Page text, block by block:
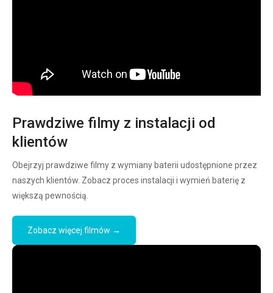
Prawdziwe filmy z instalacji od
klientów
Obejrzyj prawdziwe filmy z wymiany baterii udostępnione przez
naszych klientów. Zobacz proces instalacji i wymień baterię z
większą pewnością.
Zobacz więcej filmów →